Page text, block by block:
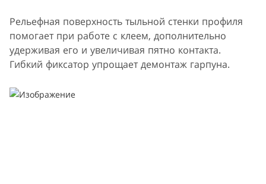
Рельефная поверхность тыльной стенки профиля
помогает при работе с клеем, дополнительно
удерживая его и увеличивая пятно контакта.
Гибкий фиксатор упрощает демонтаж гарпуна.